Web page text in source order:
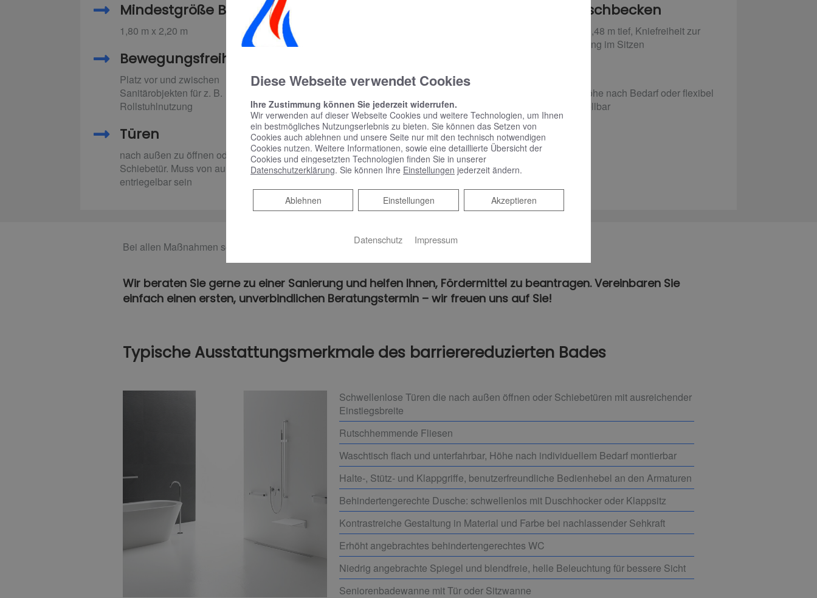
Mindestgröße Bad
1,80 m x 2,20 m
Bewegungsfreiheit
Platz vor und zwischen
Sanitärobjekten für z. B.
Rollstuhlnutzung
Türen
nach außen zu öffnen oder
Schiebetür. Muss von außen
entriegelbar sein
Bodenbelag
Badewanne
max. Höhe 0,5 m oder mit Tür,
Liftsystem o. Ä.
Waschbecken
min. 0,48 m tief, Kniefreiheit zur
Nutzung im Sitzen
Sitzhöhe nach Bedarf oder flexibel
einstellbar
Bei allen Maßnahmen sollte die Möglichkeit zur späteren Nachrüstung gegeben sein.
Wir beraten Sie gerne zu einer Sanierung und helfen Ihnen, Fördermittel zu beantragen. Vereinbaren Sie
einfach einen ersten, unverbindlichen Beratungstermin – wir freuen uns auf Sie!
Typische Ausstattungsmerkmale des barrierereduzierten Bades
Schwellenlose Türen die nach außen öffnen oder Schiebetüren mit ausreichender
Einstiegsbreite
Rutschhemmende Fliesen
Waschtisch flach und unterfahrbar, Höhe nach individuellem Bedarf montierbar
Halte-, Stütz- und Klappgriffe, benutzerfreundliche Bedienhebel an den Armaturen
Behindertengerechte Dusche: schwellenlos mit Duschhocker oder Klappsitz
Kontrastreiche Gestaltung in Material und Farbe bei nachlassender Sehkraft
Erhöht angebrachtes behindertengerechtes WC
Niedrig angebrachte Spiegel und blendfreie, helle Beleuchtung für bessere Sicht
Seniorenbadewanne mit Tür oder Sitzwanne
Diese Webseite verwendet Cookies
Ihre Zustimmung können Sie jederzeit widerrufen.
Wir verwenden auf dieser Webseite Cookies und weitere Technologien, um Ihnen
ein bestmögliches Nutzungserlebnis zu bieten. Sie können das Setzen von
Cookies auch ablehnen und unsere Seite nur mit den technisch notwendigen
Cookies nutzen. Weitere Informationen, sowie eine detaillierte Übersicht der
Cookies und eingesetzten Technologien finden Sie in unserer
Datenschutzerklärung. Sie können Ihre Einstellungen jederzeit ändern.
Akzeptieren
Einstellungen
Ablehnen
Ablehnen
Datenschutz Impressum